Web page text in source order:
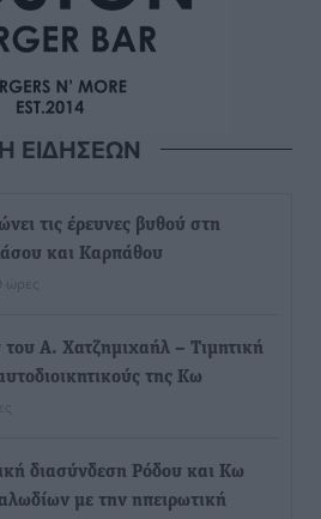
ΕΙΔΗΣΕΩΝ
τις έρευνες βυθού στη
και Καρπάθου
του Α. Χατζημιχαήλ – Τιμητική
της Κω
διασύνδεση Ρόδου και Κω
με την ηπειρωτική